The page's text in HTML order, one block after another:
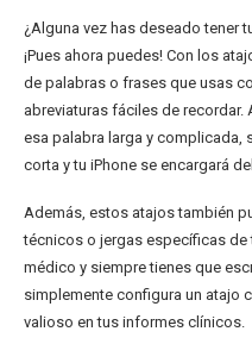
¿Alguna vez has deseado tener
¡Pues ahora puedes! Con los
de palabras o frases que usas
abreviaturas fáciles de
esa palabra larga y complicada,
corta y tu iPhone se encargará
Además, estos atajos también
técnicos o jergas específicas de
médico y siempre tienes que
simplemente configura un atajo
valioso en tus informes clínicos.